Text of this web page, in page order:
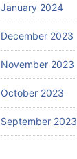
January 2024
December 2023
November 2023
October 2023
September 2023